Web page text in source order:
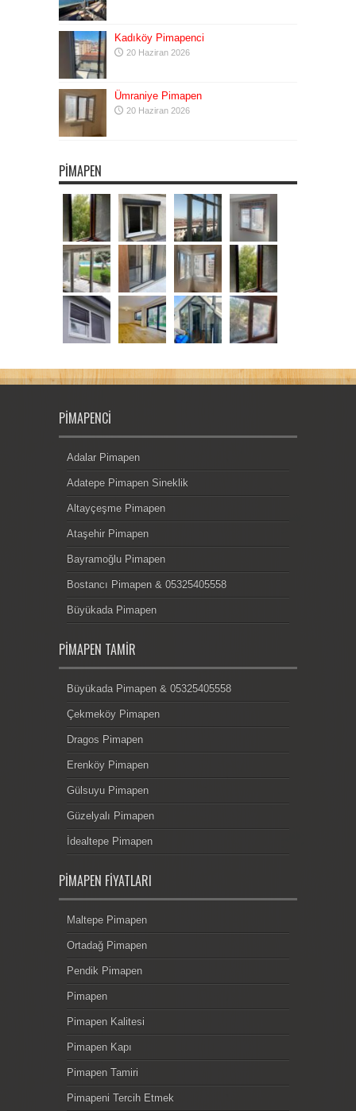
Kadıköy Pimapenci
20 Haziran 2026
Ümraniye Pimapen
20 Haziran 2026
PIMAPEN
PIMAPENCI
Adalar Pimapen
Adatepe Pimapen Sineklik
Altayçeşme Pimapen
Ataşehir Pimapen
Bayramoğlu Pimapen
Bostancı Pimapen & 05325405558
Büyükada Pimapen
PIMAPEN TAMIR
Büyükada Pimapen & 05325405558
Çekmeköy Pimapen
Dragos Pimapen
Erenköy Pimapen
Gülsuyu Pimapen
Güzelyalı Pimapen
İdealtepe Pimapen
PIMAPEN FIYATLARI
Maltepe Pimapen
Ortadağ Pimapen
Pendik Pimapen
Pimapen
Pimapen Kalitesi
Pimapen Kapı
Pimapen Tamiri
Pimapeni Tercih Etmek